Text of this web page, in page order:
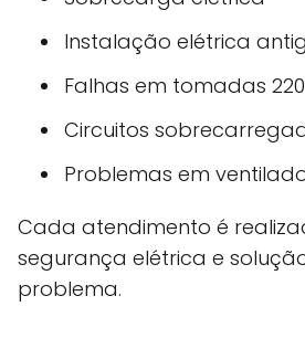
Instalação elétrica
Falhas em tomadas
Circuitos
Problemas em
Cada atendimento é
segurança elétrica e
problema.